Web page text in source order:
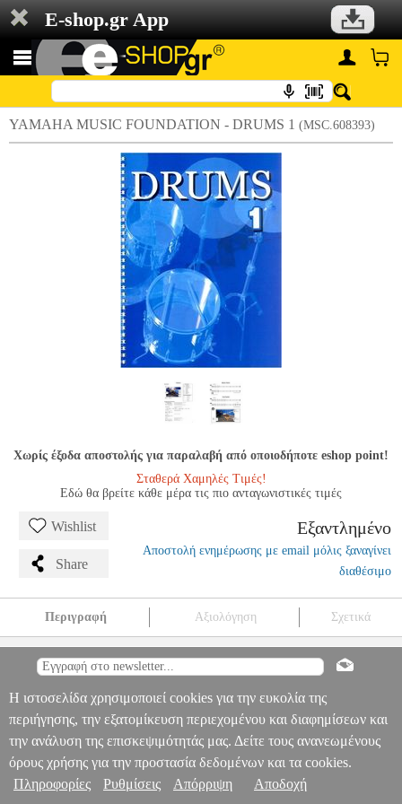
E-shop.gr App
YAMAHA MUSIC FOUNDATION - DRUMS 1 (MSC.608393)
Χωρίς έξοδα αποστολής για παραλαβή από οποιοδήποτε eshop point!
Σταθερά Χαμηλές Τιμές!
Εδώ θα βρείτε κάθε μέρα τις πιο ανταγωνιστικές τιμές
Wishlist
Share
Εξαντλημένο
Αποστολή ενημέρωσης με email μόλις ξαναγίνει
διαθέσιμο
Περιγραφή Αξιολόγηση Σχετικά
MSC.608393 YAMAHA
ΜΟΥΣΙΚΑ ΒΙΒΛΙΑ
0
Πληροφορίες & Υπηρεσίες >
Η ιστοσελίδα χρησιμοποιεί cookies για την ευκολία της
περιήγησης, την εξατομίκευση περιεχομένου και διαφημίσεων και
την ανάλυση της επισκεψιμότητάς μας. Δείτε τους ανανεωμένους
όρους χρήσης για την προστασία δεδομένων και τα cookies.
Πληροφορίες
Ρυθμίσεις Απόρριψη Αποδοχή